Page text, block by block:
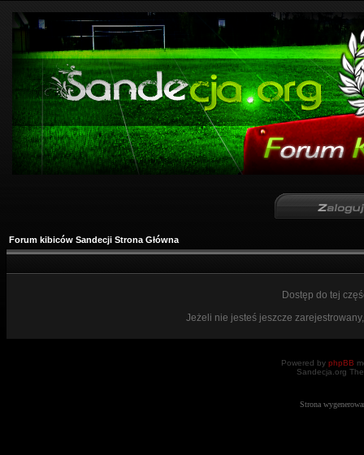
Forum kibiców Sandecji Strona Główna
Dostęp do tej
Jeżeli nie jesteś jeszcze
Powered by phpBB
Sandecja.org
Strona